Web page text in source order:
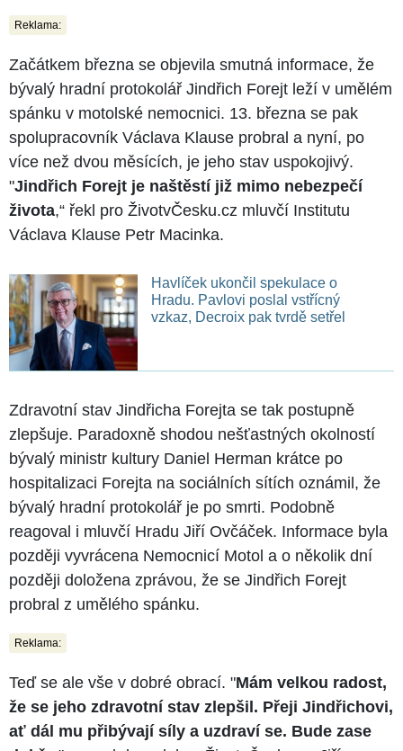
Reklama:
Začátkem března se objevila smutná informace, že
bývalý hradní protokolář Jindřich Forejt leží v umělém
spánku v motolské nemocnici. 13. března se pak
spolupracovník Václava Klause probral a nyní, po
více než dvou měsících, je jeho stav uspokojivý.
"Jindřich Forejt je naštěstí již mimo nebezpečí
života,“ řekl pro ŽivotvČesku.cz mluvčí Institutu
Václava Klause Petr Macinka.
Havlíček ukončil spekulace o
Hradu. Pavlovi poslal vstřícný
vzkaz, Decroix pak tvrdě setřel
Zdravotní stav Jindřicha Forejta se tak postupně
zlepšuje. Paradoxně shodou nešťastných okolností
bývalý ministr kultury Daniel Herman krátce po
hospitalizaci Forejta na sociálních sítích oznámil, že
bývalý hradní protokolář je po smrti. Podobně
reagoval i mluvčí Hradu Jiří Ovčáček. Informace byla
později vyvrácena Nemocnicí Motol a o několik dní
později doložena zprávou, že se Jindřich Forejt
probral z umělého spánku.
Reklama:
Teď se ale vše v dobré obrací. "Mám velkou radost,
že se jeho zdravotní stav zlepšil. Přeji Jindřichovi,
ať dál mu přibývají síly a uzdraví se. Bude zase